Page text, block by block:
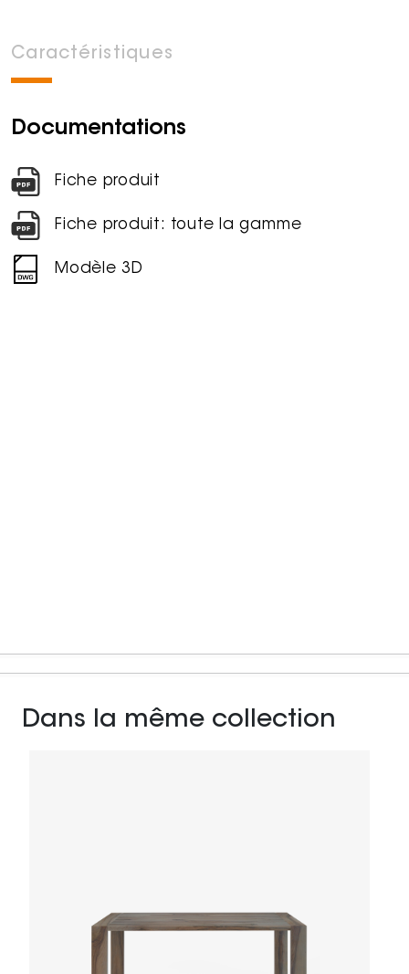
Caractéristiques
Documentations
Fiche produit
Fiche produit: toute la gamme
Modèle 3D
Dans la même collection